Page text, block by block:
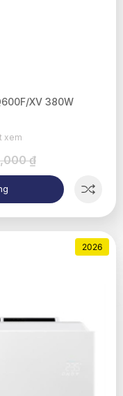
XV 380W
xem
₫
2026